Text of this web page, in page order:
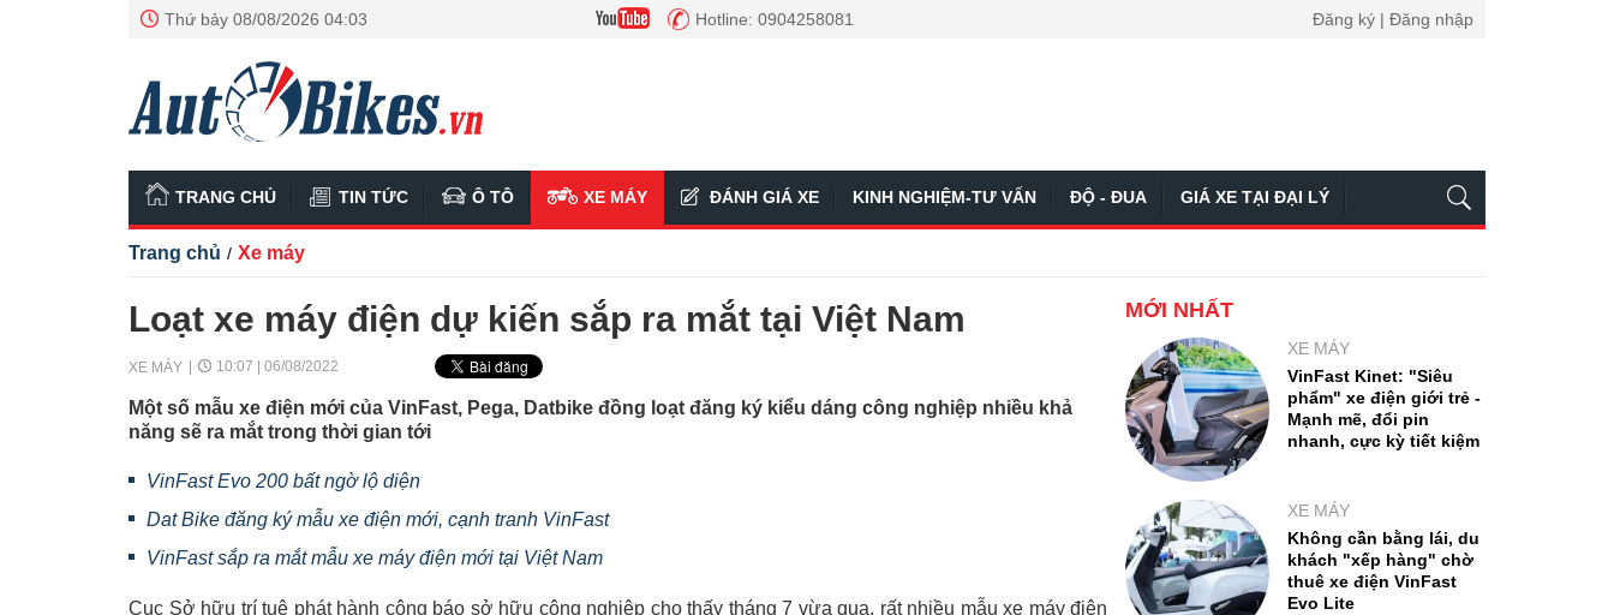
Thứ bảy 08/08/2026 04:03 Hotline: 0904258081 Đăng ký | Đăng nhập
TRANG CHỦ TIN TỨC Ô TÔ XE MÁY ĐÁNH GIÁ XE KINH NGHIỆM-TƯ VẤN ĐỘ - ĐUA GIÁ XE TẠI ĐẠI LÝ
Trang chủ / Xe máy
Loạt xe máy điện dự kiến sắp ra mắt tại Việt Nam
XE MÁY 10:07 | 06/08/2022
Một số mẫu xe điện mới của VinFast, Pega, Datbike đồng loạt đăng ký kiểu dáng công nghiệp nhiều khả
năng sẽ ra mắt trong thời gian tới
VinFast Evo 200 bất ngờ lộ diện
Dat Bike đăng ký mẫu xe điện mới, cạnh tranh VinFast
VinFast sắp ra mắt mẫu xe máy điện mới tại Việt Nam
Cục Sở hữu trí tuệ phát hành công báo sở hữu công nghiệp cho thấy tháng 7 vừa qua, rất nhiều mẫu xe máy điện
MỚI NHẤT
XE MÁY
VinFast Kinet: "Siêu
phẩm" xe điện giới trẻ -
Mạnh mẽ, đổi pin
nhanh, cực kỳ tiết kiệm
XE MÁY
Không cần bằng lái, du
khách "xếp hàng" chờ
thuê xe điện VinFast
Evo Lite